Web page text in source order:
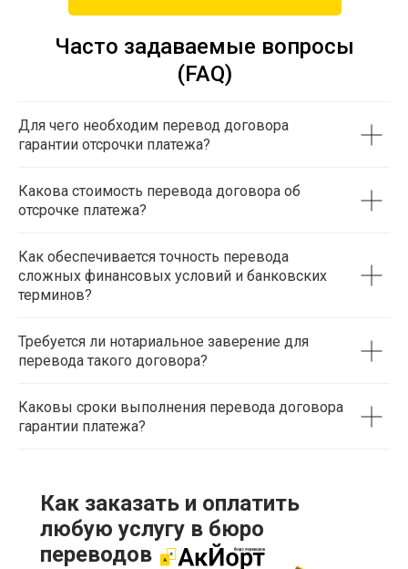
Часто задаваемые вопросы
(FAQ)
Для чего необходим перевод договора
гарантии отсрочки платежа?
Какова стоимость перевода договора об
отсрочке платежа?
Как обеспечивается точность перевода
сложных финансовых условий и банковских
терминов?
Требуется ли нотариальное заверение для
перевода такого договора?
Каковы сроки выполнения перевода договора
гарантии платежа?
Как заказать и оплатить
любую услугу в бюро
переводов